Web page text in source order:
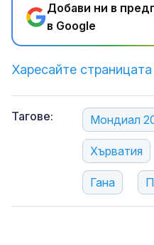
Добави ни в
в Google
Харесайте
Тагове: Мондиал
Хърватия
Гана